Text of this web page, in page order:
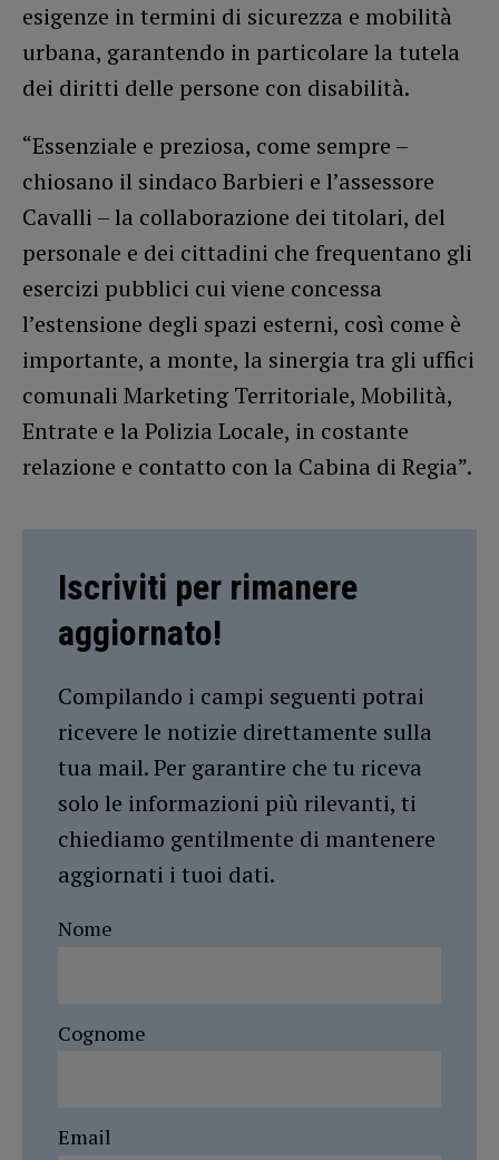
esigenze in termini di sicurezza e mobilità
urbana, garantendo in particolare la tutela
dei diritti delle persone con disabilità.
“Essenziale e preziosa, come sempre –
chiosano il sindaco Barbieri e l’assessore
Cavalli – la collaborazione dei titolari, del
personale e dei cittadini che frequentano gli
esercizi pubblici cui viene concessa
l’estensione degli spazi esterni, così come è
importante, a monte, la sinergia tra gli uffici
comunali Marketing Territoriale, Mobilità,
Entrate e la Polizia Locale, in costante
relazione e contatto con la Cabina di Regia”.
Iscriviti per rimanere
aggiornato!
Compilando i campi seguenti potrai
ricevere le notizie direttamente sulla
tua mail. Per garantire che tu riceva
solo le informazioni più rilevanti, ti
chiediamo gentilmente di mantenere
aggiornati i tuoi dati.
Nome
Cognome
Email